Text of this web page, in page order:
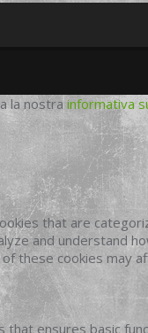
la nostra informativa
that are
and understand
these cookies may
ensures basic